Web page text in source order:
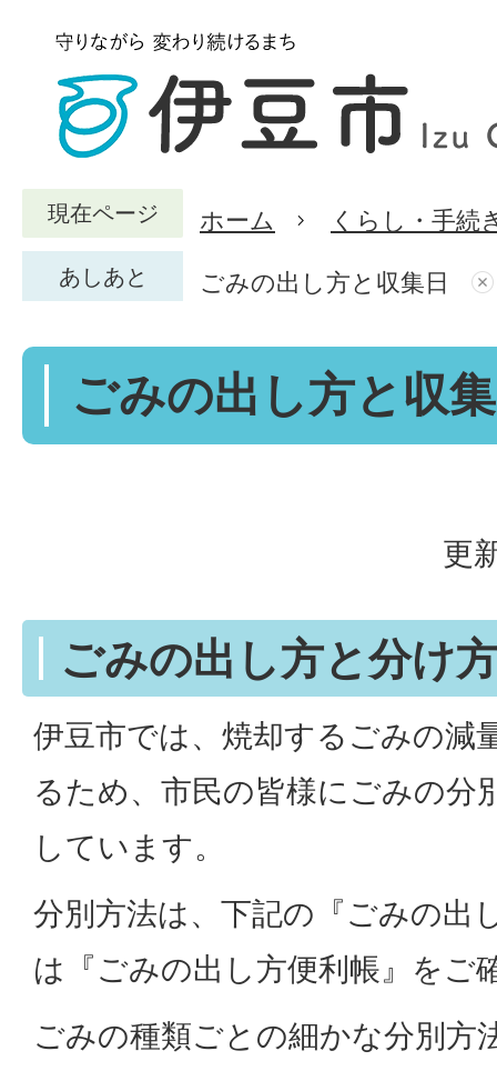
現在ページ ホーム くらし・手続
あしあと ごみの出し方と収集日
ごみの出し方と収
更
ごみの出し方と分け
伊豆市では、焼却するごみの減
るため、市民の皆様にごみの分
しています。
分別方法は、下記の『ごみの出
は『ごみの出し方便利帳』をご
ごみの種類ごとの細かな分別方